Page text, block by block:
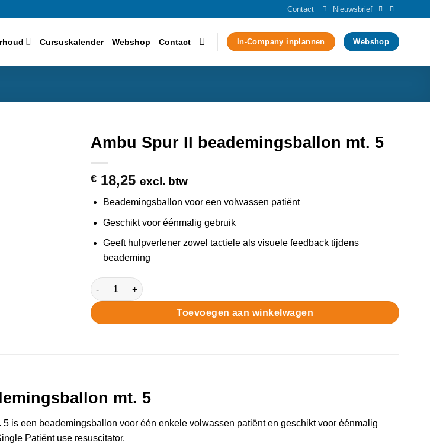
Contact Nieuwsbrief
Cursuskalender Webshop Contact In-Company inplannen Webshop
Ambu Spur II beademingsballon mt. 5
€ 18,25 excl. btw
Beademingsballon voor een volwassen patiënt
Geschikt voor éénmalig gebruik
Geeft hulpverlener zowel tactiele als visuele feedback tijdens
beademing
Ambu Spur II beademingsballon mt. 5 aantal
Toevoegen aan winkelwagen
mt. 5
5 is een beademingsballon voor één enkele volwassen patiënt en geschikt voor éénmalig
Patiënt use resuscitator.